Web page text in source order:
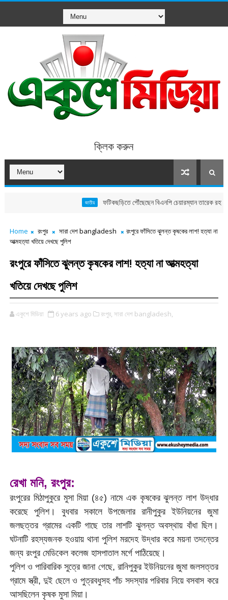
ক্লিক করুন
ফটিকছড়িতে পৌঁছেছেন বিএনপি চেয়ারম্যান তারেক রহমান, বাবুনগর
Home রংপুর সারা দেশ bangladesh
রংপুরে ফাঁসিতে ঝুলন্ত কৃষকের লাশ! হত্যা না
আত্মহত্যা খতিয়ে দেখছে পুলিশ
রংপুরে ফাঁসিতে ঝুলন্ত কৃষকের লাশ! হত্যা না আত্মহত্যা
খতিয়ে দেখছে পুলিশ
একুশে মিডিয়া 6 years ago রংপুর, সারা দেশ bangladesh,
রেখা মনি, রংপুর:
রংপুরের মিঠাপুকুরে মুসা মিয়া (৪৫) নামে এক কৃষকের ঝুলন্ত লাশ উদ্ধার
করেছে পুলিশ। বুধবার সকালে উপজেলার রানীপুকুর ইউনিয়নের জুমা
জলছত্তর গ্রামের একটি গাছে তার লাশটি ঝুলন্ত অবস্থায় বাঁধা ছিল।
ঘটনাটি রহস্যজনক হওয়ায় থানা পুলিশ মরদেহ উদ্ধার করে ময়না তদন্তের
জন্য রংপুর মেডিকেল কলেজ হাসপাতাল মর্গে পাঠিয়েছে।
পুলিশ ও পারিবারিক সুত্রে জানা গেছে, রানিপুকুর ইউনিয়নের জুমা জলসত্তর
গ্রামে স্ত্রী, দুই ছেলে ও পুত্রবধুসহ পাঁচ সদস্যার পরিবার নিয়ে বসবাস করে
আসছিলেন কৃষক মুসা মিয়া।